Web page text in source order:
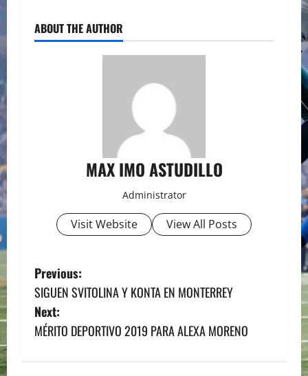
ABOUT THE AUTHOR
MAX IMO ASTUDILLO
Administrator
Visit Website View All Posts
P
o
s
Previous:
SIGUEN SVITOLINA Y KONTA EN MONTERREY
Next:
MÉRITO DEPORTIVO 2019 PARA ALEXA MORENO